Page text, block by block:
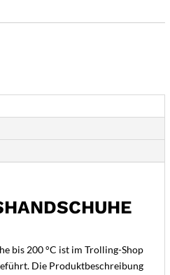
bis 200 °C ist im Trolling-Shop
Die Produktbeschreibung